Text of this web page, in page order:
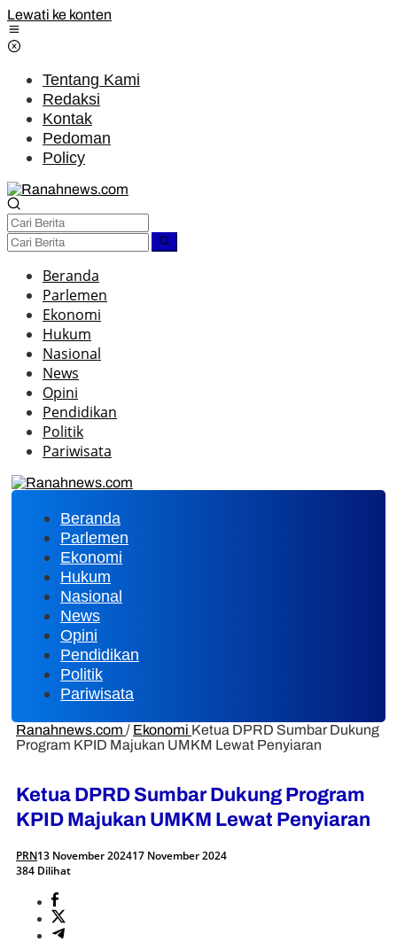
Lewati ke konten
Tentang Kami
Redaksi
Kontak
Pedoman
Policy
Beranda
Parlemen
Ekonomi
Hukum
Nasional
News
Opini
Pendidikan
Politik
Pariwisata
Beranda
Parlemen
Ekonomi
Hukum
Nasional
News
Opini
Pendidikan
Politik
Pariwisata
Ranahnews.com / Ekonomi Ketua DPRD Sumbar Dukung
Program KPID Majukan UMKM Lewat Penyiaran
Ketua DPRD Sumbar Dukung Program
KPID Majukan UMKM Lewat Penyiaran
PRN13 November 202417 November 2024
384 Dilihat